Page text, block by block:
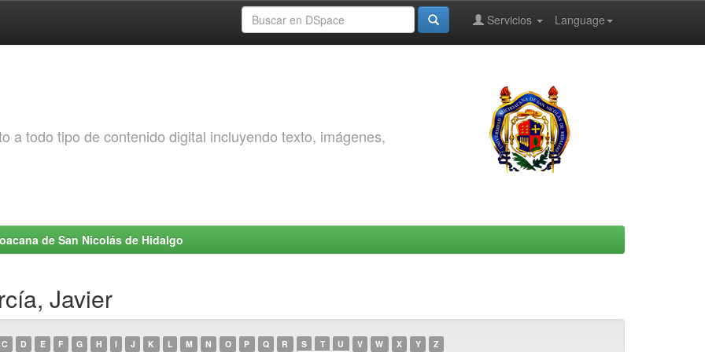
Language
Servicios
a todo tipo de contenido digital incluyendo texto, imágenes,
de San Nicolás de Hidalgo
Javier
C D E F G H I J K L M N O P Q R S T U V W X Y Z